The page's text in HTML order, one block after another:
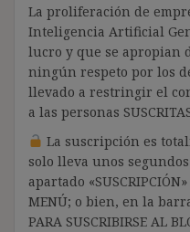
La proliferación de
Inteligencia Artificial
lucro y que se apropian
ningún respeto por los
llevado a restringir el
a las personas
La suscripción es
solo lleva unos
apartado
MENÚ; o bien, en la
PARA SUSCRIBIRSE AL